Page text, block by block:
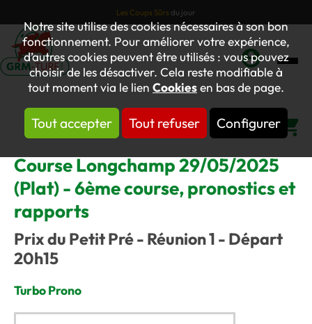
Notre site utilise des cookies nécessaires à son bon
fonctionnement. Pour améliorer votre expérience,
d’autres cookies peuvent être utilisés : vous pouvez
choisir de les désactiver. Cela reste modifiable à
tout moment via le lien Cookiesen bas de page.
Tout accepter Tout refuser Configurer
Les Coups Sûrs du jour
Mon
compte
Course Longchamp 29/05/2025
(Plat) - 6ème course, pronostics et
rapports
Prix du Petit Pré - Réunion 1 - Départ
20h15
Turbo Prono